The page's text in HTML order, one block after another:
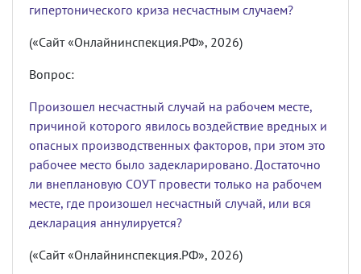
гипертонического криза несчастным случаем?
(«Сайт «Онлайнинспекция.РФ», 2026)
Вопрос:
Произошел несчастный случай на рабочем месте,
причиной которого явилось воздействие вредных и
опасных производственных факторов, при этом это
рабочее место было задекларировано. Достаточно
ли внеплановую СОУТ провести только на рабочем
месте, где произошел несчастный случай, или вся
декларация аннулируется?
(«Сайт «Онлайнинспекция.РФ», 2026)